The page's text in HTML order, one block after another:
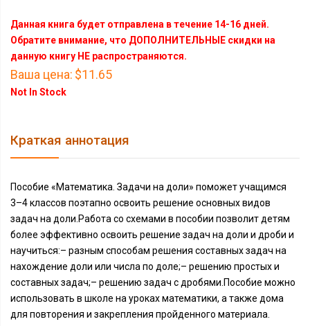
Данная книга будет отправлена в течение 14-16 дней.
Обратите внимание, что ДОПОЛНИТЕЛЬНЫЕ скидки на
данную книгу НЕ распространяются.
Ваша цена: $11.65
Not In Stock
Краткая аннотация
Пособие «Математика. Задачи на доли» поможет учащимся
3–4 классов поэтапно освоить решение основных видов
задач на доли.Работа со схемами в пособии позволит детям
более эффективно освоить решение задач на доли и дроби и
научиться:– разным способам решения составных задач на
нахождение доли или числа по доле;– решению простых и
составных задач;– решению задач с дробями.Пособие можно
использовать в школе на уроках математики, а также дома
для повторения и закрепления пройденного материала.